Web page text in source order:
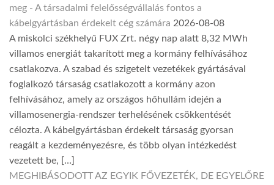
meg - A társadalmi felelősségvállalás fontos a
kábelgyártásban érdekelt cég számára 2026-08-08
A miskolci székhelyű FUX Zrt. négy nap alatt 8,32 MWh
villamos energiát takarított meg a kormány felhívásához
csatlakozva. A szabad és szigetelt vezetékek gyártásával
foglalkozó társaság csatlakozott a kormány azon
felhívásához, amely az országos hőhullám idején a
villamosenergia-rendszer terhelésének csökkentését
célozta. A kábelgyártásban érdekelt társaság gyorsan
reagált a kezdeményezésre, és több olyan intézkedést
vezetett be, […]
MEGHIBÁSODOTT AZ EGYIK FŐVEZETÉK, DE EGYELŐRE